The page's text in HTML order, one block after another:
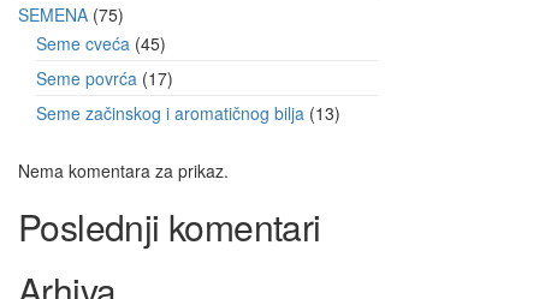
SEMENA 75
Seme cveća 45
Seme povrća 17
Seme začinskog i aromatičnog bilja 13
Nema komentara za prikaz.
Poslednji komentari